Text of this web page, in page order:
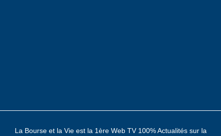
La Bourse et la Vie est la 1ère Web TV 100% Actualités sur la